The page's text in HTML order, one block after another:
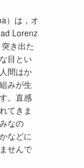
）は，オ
Lorenz
き出た
目とい
間はか
みが生
。直感
てきま
なの
などに
せんで